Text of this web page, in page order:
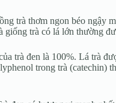
trà thơm ngon béo
giống trà có lá lớn thường
trà đen là 100%. Lá trà
trong trà (catechin)